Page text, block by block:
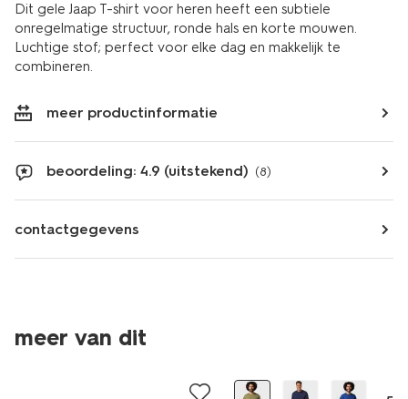
Dit gele Jaap T-shirt voor heren heeft een subtiele
onregelmatige structuur, ronde hals en korte mouwen.
Luchtige stof; perfect voor elke dag en makkelijk te
combineren.
meer productinformatie
beoordeling: 4.9 (uitstekend) (8)
contactgegevens
meer van dit
sale